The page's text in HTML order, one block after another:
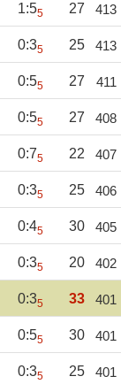
1:55 27 413
0:35 25 413
0:55 27 411
0:55 27 408
0:75 22 407
0:35 25 406
0:45 30 405
0:35 20 402
0:35 33 401
0:55 30 401
0:35 25 401